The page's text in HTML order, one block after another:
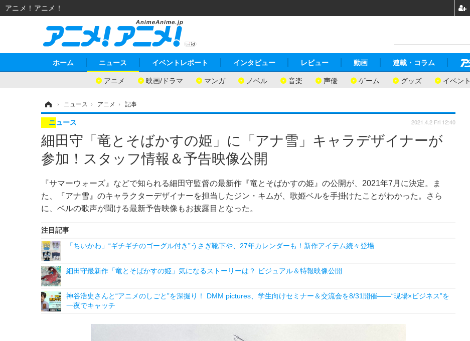
ホーム ニュース
アニメ 映画/ドラマ マンガ ノベル 音楽 声優 ゲーム グッズ イベント
イベントレポート インタビュー レビュー 動画 連載・コラム
› ニュース › アニメ › 記事
細田守「竜とそばかすの姫」に「アナ雪」キャラデザイナーが
参加！スタッフ情報＆予告映像公開
『サマーウォーズ』などで知られる細田守監督の最新作『竜とそばかすの姫』の公開が、2021年7月に決定。ま
た、『アナ雪』のキャラクターデザイナーを担当したジン・キムが、歌姫ベルを手掛けたことがわかった。さら
に、ベルの歌声が聞ける最新予告映像もお披露目となった。
ニュース 2021.4.2 Fri 12:40
注目記事
「ちいかわ」“ギチギチのゴーグル付き”うさぎ靴下や、27年カレンダーも！新作アイテム続々登場
細田守最新作「竜とそばかすの姫」気になるストーリーは？ ビジュアル＆特報映像公開
神谷浩史さんと“アニメのしごと”を深掘り！ DMM pictures、学生向けセミナー＆交流会を8/31開催――“現場×ビジネス”を
一夜でキャッチ
アニメ！アニメ！